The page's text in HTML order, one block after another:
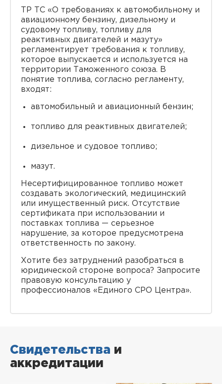
ТР ТС «О требованиях к автомобильному и
авиационному бензину, дизельному и
судовому топливу, топливу для
реактивных двигателей и мазуту»
регламентирует требования к топливу,
которое выпускается и используется на
территории Таможенного союза. В
понятие топлива, согласно регламенту,
входят:
автомобильный и авиационный бензин;
топливо для реактивных двигателей;
дизельное и судовое топливо;
мазут.
Несертифицированное топливо может
создавать экологический, медицинский
или имущественный риск. Отсутствие
сертификата при использовании и
поставках топлива — серьезное
нарушение, за которое предусмотрена
ответственность по закону.
Хотите без затруднений разобраться в
юридической стороне вопроса? Запросите
правовую консультацию у
профессионалов «Единого СРО Центра».
Свидетельства и
аккредитации